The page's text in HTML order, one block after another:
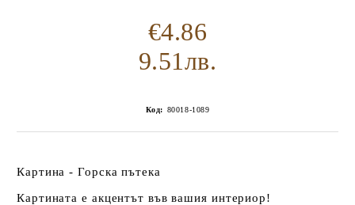
€4.86
9.51лв.
Код: 80018-1089
Картина - Горска пътека
Картината е акцентът във вашия интериор!